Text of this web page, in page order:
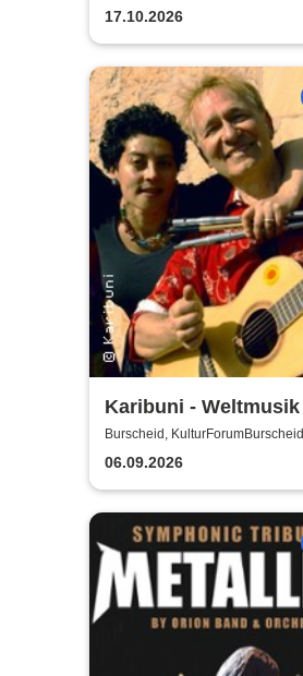
17.10.2026
Karibuni -
Kinder
Burscheid, KulturForumBurscheid
06.09.2026